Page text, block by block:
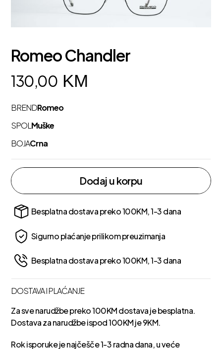
Romeo Chandler
130,00 KM
BRENDRomeo
SPOL Muške
BOJACrna
Dodaj u korpu
Besplatna dostava preko 100KM, 1-3 dana
Sigurno plaćanje prilikom preuzimanja
Besplatna dostava preko 100KM, 1-3 dana
DOSTAVA I PLAĆANJE
Za sve narudžbe preko 100KM dostava je besplatna.
Dostava za narudžbe ispod 100KM je 9KM.
Rok isporuke je najčešče 1-3 radna dana, u veće